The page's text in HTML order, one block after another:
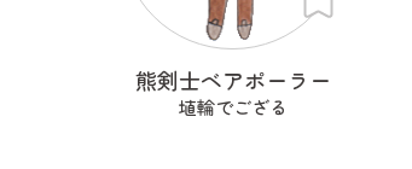
熊剣士ベアポーラー
埴輪でござる